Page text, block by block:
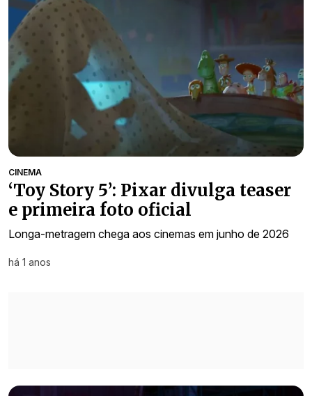
CINEMA
‘Toy Story 5’: Pixar divulga teaser
e primeira foto oficial
Longa-metragem chega aos cinemas em junho de 2026
há 1 anos